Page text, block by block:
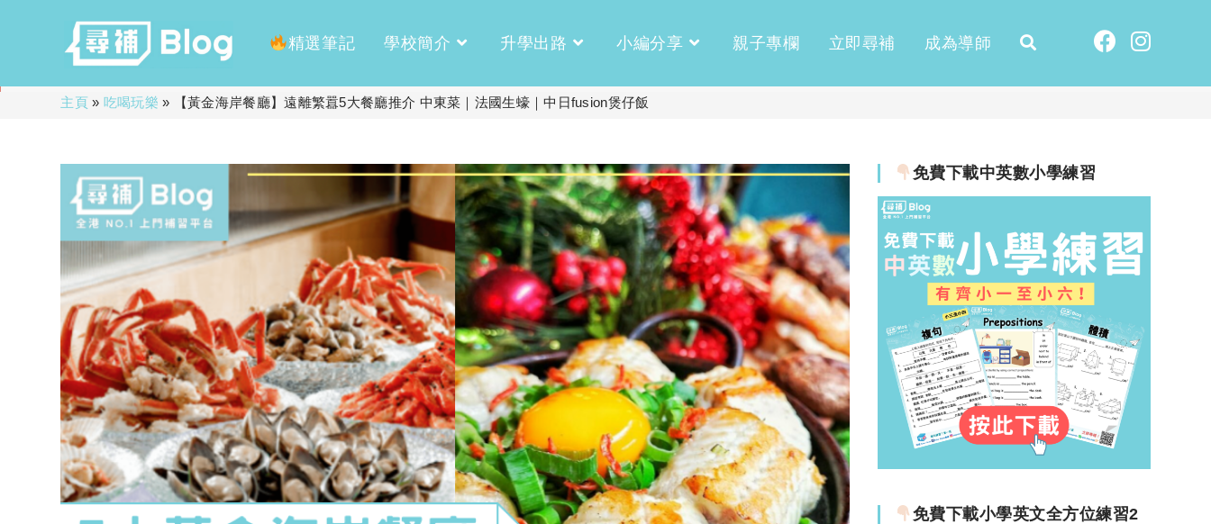
精選筆記 學校簡介 升學出路 小編分享 親子專欄 立即尋補 成為導師
主頁» 吃喝玩樂 » 【黃金海岸餐廳】遠離繁囂5大餐廳推介 中東菜｜法國生蠔｜中日fusion煲仔飯
免費下載中英數小學練習
免費下載小學英文全方位練習2